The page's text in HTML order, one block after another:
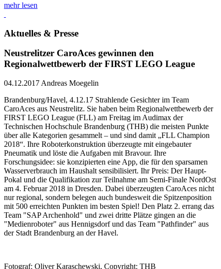
mehr lesen
Aktuelles & Presse
Neustrelitzer CaroAces gewinnen den
Regionalwettbewerb der FIRST LEGO League
04.12.2017 Andreas Moegelin
Brandenburg/Havel, 4.12.17 Strahlende Gesichter im Team
CaroAces aus Neustrelitz. Sie haben beim Regionalwettbewerb der
FIRST LEGO League (FLL) am Freitag im Audimax der
Technischen Hochschule Brandenburg (THB) die meisten Punkte
über alle Kategorien gesammelt – und sind damit „FLL Champion
2018“. Ihre Roboterkonstruktion überzeugte mit eingebauter
Pneumatik und löste die Aufgaben mit Bravour. Ihre
Forschungsidee: sie konzipierten eine App, die für den sparsamen
Wasserverbrauch im Haushalt sensibilisiert. Ihr Preis: Der Haupt-
Pokal und die Qualifikation zur Teilnahme am Semi-Finale NordOst
am 4. Februar 2018 in Dresden. Dabei überzeugten CaroAces nicht
nur regional, sondern belegen auch bundesweit die Spitzenposition
mit 500 erreichten Punkten im besten Spiel! Den Platz 2. errang das
Team "SAP Archenhold" und zwei dritte Plätze gingen an die
"Medienroboter" aus Hennigsdorf und das Team "Pathfinder" aus
der Stadt Brandenburg an der Havel.
Fotograf: Oliver Karaschewski, Copyright: THB